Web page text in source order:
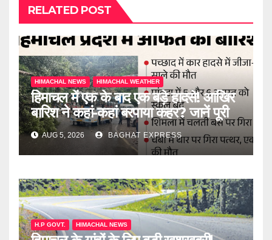
RELATED POST
HIMACHAL NEWS HIMACHAL WEATHER
हिमाचल में एक के बाद एक बड़े हादसे! आखिर
बारिश ने कहां-कहां बरपाया कहर? जानें पूरी
खबर
AUG 5, 2026 BAGHAT EXPRESS
H.P GOVT. HIMACHAL NEWS